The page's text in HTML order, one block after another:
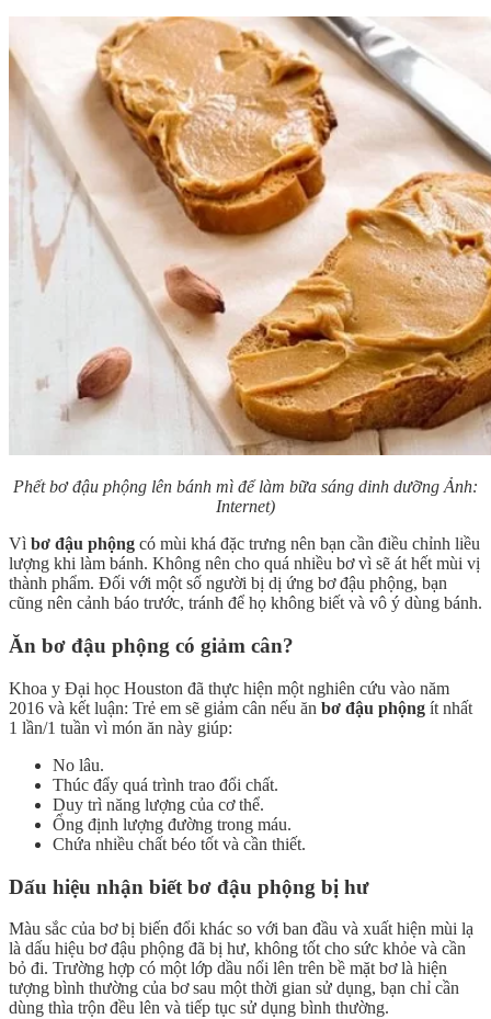
Phết bơ đậu phộng lên bánh mì để làm bữa sáng dinh dưỡng Ảnh:
Internet)
Vì bơ đậu phộng có mùi khá đặc trưng nên bạn cần điều chỉnh liều
lượng khi làm bánh. Không nên cho quá nhiều bơ vì sẽ át hết mùi vị
thành phẩm. Đối với một số người bị dị ứng bơ đậu phộng, bạn
cũng nên cảnh báo trước, tránh để họ không biết và vô ý dùng bánh.
Ăn bơ đậu phộng có giảm cân?
Khoa y Đại học Houston đã thực hiện một nghiên cứu vào năm
2016 và kết luận: Trẻ em sẽ giảm cân nếu ăn bơ đậu phộng ít nhất
1 lần/1 tuần vì món ăn này giúp:
No lâu.
Thúc đẩy quá trình trao đổi chất.
Duy trì năng lượng của cơ thể.
Ổng định lượng đường trong máu.
Chứa nhiều chất béo tốt và cần thiết.
Dấu hiệu nhận biết bơ đậu phộng bị hư
Màu sắc của bơ bị biến đổi khác so với ban đầu và xuất hiện mùi lạ
là dấu hiệu bơ đậu phộng đã bị hư, không tốt cho sức khỏe và cần
bỏ đi. Trường hợp có một lớp dầu nổi lên trên bề mặt bơ là hiện
tượng bình thường của bơ sau một thời gian sử dụng, bạn chỉ cần
dùng thìa trộn đều lên và tiếp tục sử dụng bình thường.